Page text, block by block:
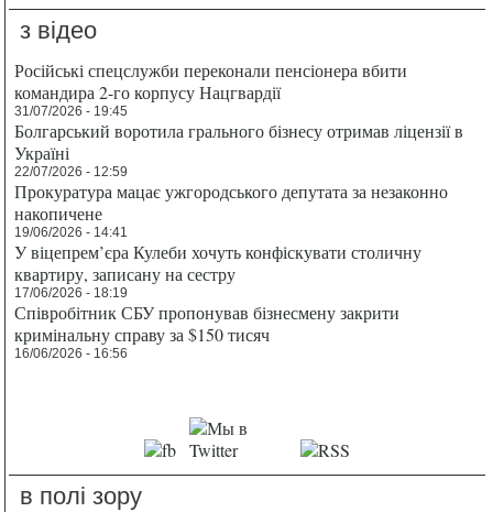
з відео
Російські спецслужби переконали пенсіонера вбити
командира 2-го корпусу Нацгвардії
31/07/2026 - 19:45
Болгарський воротила грального бізнесу отримав ліцензії в
Україні
22/07/2026 - 12:59
Прокуратура мацає ужгородського депутата за незаконно
накопичене
19/06/2026 - 14:41
У віцепрем’єра Кулеби хочуть конфіскувати столичну
квартиру, записану на сестру
17/06/2026 - 18:19
Співробітник СБУ пропонував бізнесмену закрити
кримінальну справу за $150 тисяч
16/06/2026 - 16:56
в полі зору